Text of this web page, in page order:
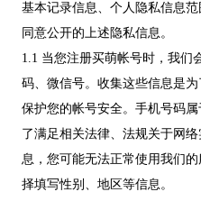
基本记录信息、个人隐私信息
同意公开的上述隐私信息。
1.1 当您注册买萌帐号时，我们
码、微信号。收集这些信息是
保护您的帐号安全。手机号码
了满足相关法律、法规关于网
息，您可能无法正常使用我们
择填写性别、地区等信息。